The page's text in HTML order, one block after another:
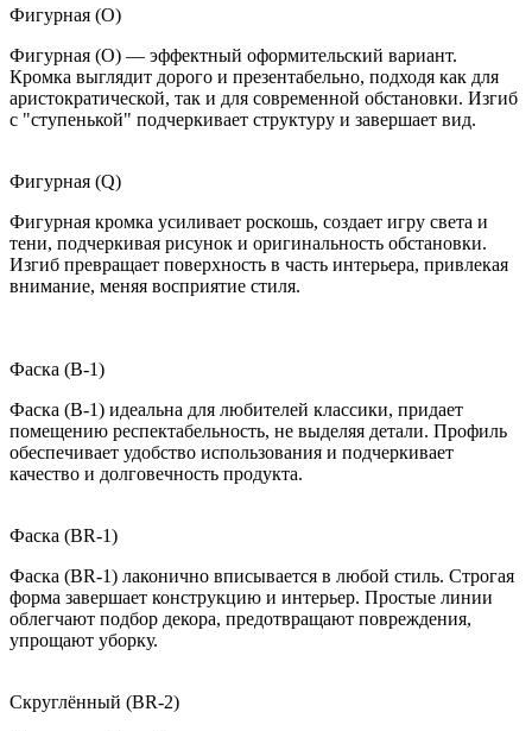
Фигурная (O)
Фигурная (O) — эффектный оформительский вариант.
Кромка выглядит дорого и презентабельно, подходя как для
аристократической, так и для современной обстановки. Изгиб
с "ступенькой" подчеркивает структуру и завершает вид.
Фигурная (Q)
Фигурная кромка усиливает роскошь, создает игру света и
тени, подчеркивая рисунок и оригинальность обстановки.
Изгиб превращает поверхность в часть интерьера, привлекая
внимание, меняя восприятие стиля.
Фаска (B-1)
Фаска (B-1) идеальна для любителей классики, придает
помещению респектабельность, не выделяя детали. Профиль
обеспечивает удобство использования и подчеркивает
качество и долговечность продукта.
Фаска (BR-1)
Фаска (BR-1) лаконично вписывается в любой стиль. Строгая
форма завершает конструкцию и интерьер. Простые линии
облегчают подбор декора, предотвращают повреждения,
упрощают уборку.
Скруглённый (BR-2)